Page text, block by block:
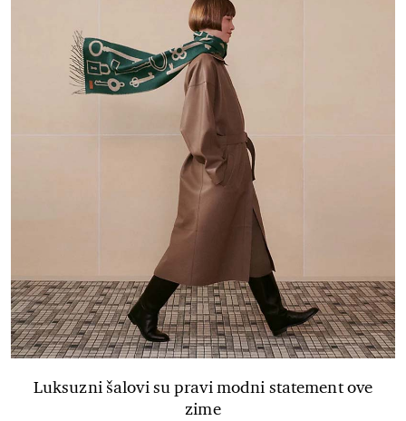
Luksuzni šalovi su pravi modni statement ove
zime